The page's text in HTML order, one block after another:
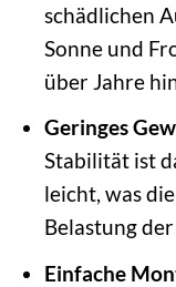
schädlichen
Sonne und
über Jahre
Geringes
Stabilität ist
leicht, was
Belastung
Einfache